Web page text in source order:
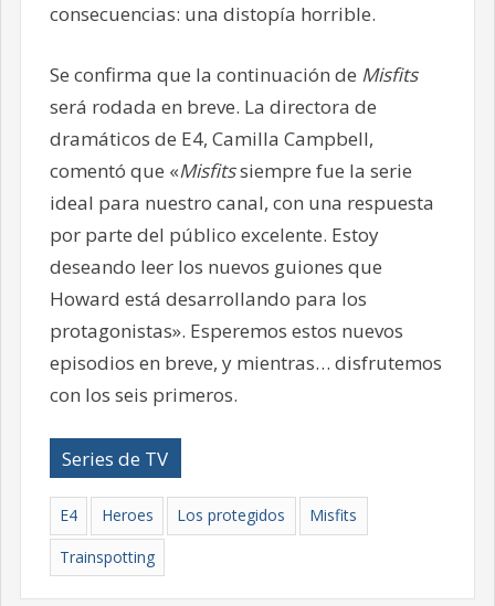
consecuencias: una distopía horrible.
Se confirma que la continuación de Misfits
será rodada en breve. La directora de
dramáticos de E4, Camilla Campbell,
comentó que «Misfitssiempre fue la serie
ideal para nuestro canal, con una respuesta
por parte del público excelente. Estoy
deseando leer los nuevos guiones que
Howard está desarrollando para los
protagonistas». Esperemos estos nuevos
episodios en breve, y mientras… disfrutemos
con los seis primeros.
Series de TV
E4 Heroes Los protegidos
Misfits
Trainspotting